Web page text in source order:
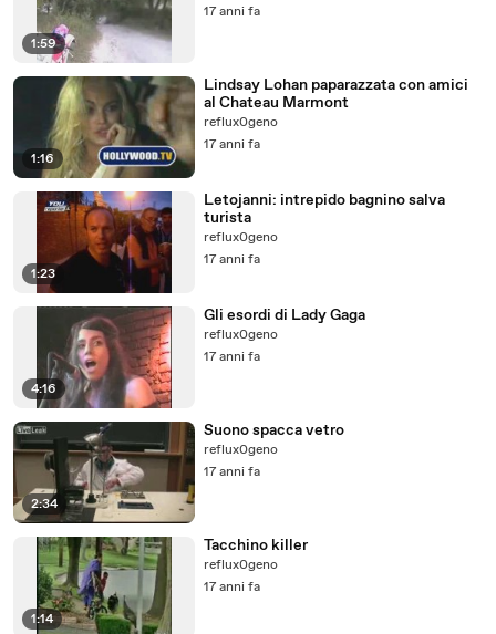
1:59
17 anni fa
1:16
Lindsay Lohan paparazzata con amici
al Chateau Marmont
reflux0geno
17 anni fa
1:23
Letojanni: intrepido bagnino salva
turista
reflux0geno
17 anni fa
4:16
Gli esordi di Lady Gaga
reflux0geno
17 anni fa
2:34
Suono spacca vetro
reflux0geno
17 anni fa
1:14
Tacchino killer
reflux0geno
17 anni fa